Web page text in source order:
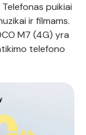
puikiai
ir filmams.
M7 (4G) yra
telefono